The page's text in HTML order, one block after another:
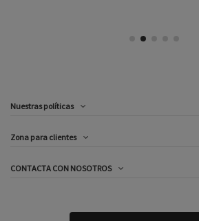
Nuestras políticas
Zona para clientes
CONTACTA CON NOSOTROS